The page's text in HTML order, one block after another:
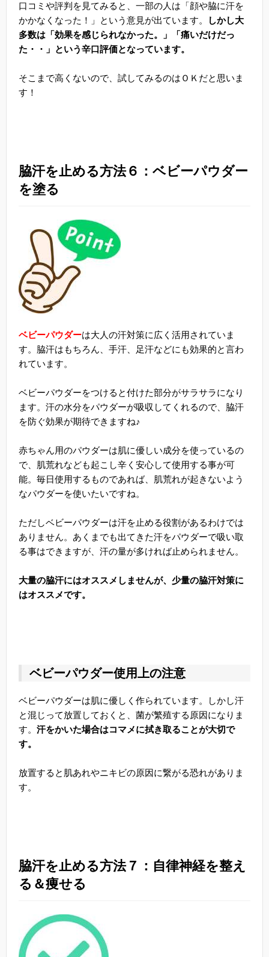
口コミや評判を見てみると、一部の人は「顔や脇に汗を
かかなくなった！」という意見が出ています。
しかし大
多数は「効果を感じられなかった。」「痛いだけだっ
た・・」という辛口評価となっています。
そこまで高くないので、試してみるのはＯＫだと思いま
す！
脇汗を止める方法６：ベビーパウダー
を塗る
ベビーパウダーは大人の汗対策に広く活用されていま
す。脇汗はもちろん、手汗、足汗などにも効果的と言わ
れています。
ベビーパウダーをつけると付けた部分がサラサラになり
ます。汗の水分をパウダーが吸収してくれるので、脇汗
を防ぐ効果が期待できますね♪
赤ちゃん用のパウダーは肌に優しい成分を使っているの
で、肌荒れなども起こし辛く安心して使用する事が可
能。毎日使用するものであれば、肌荒れが起きないよう
なパウダーを使いたいですね。
ただしベビーパウダーは汗を止める役割があるわけでは
ありません。あくまでも出てきた汗をパウダーで吸い取
る事はできますが、汗の量が多ければ止められません。
大量の脇汗にはオススメしませんが、少量の脇汗対策に
はオススメです。
ベビーパウダー使用上の注意
ベビーパウダーは肌に優しく作られています。しかし汗
と混じって放置しておくと、菌が繁殖する原因になりま
す。 汗をかいた場合はコマメに拭き取ることが大切で
す。
放置すると肌あれやニキビの原因に繋がる恐れがありま
す。
脇汗を止める方法７：自律神経を整え
る＆痩せる